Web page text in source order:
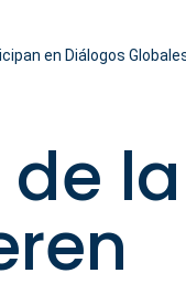
en Diálogos
la